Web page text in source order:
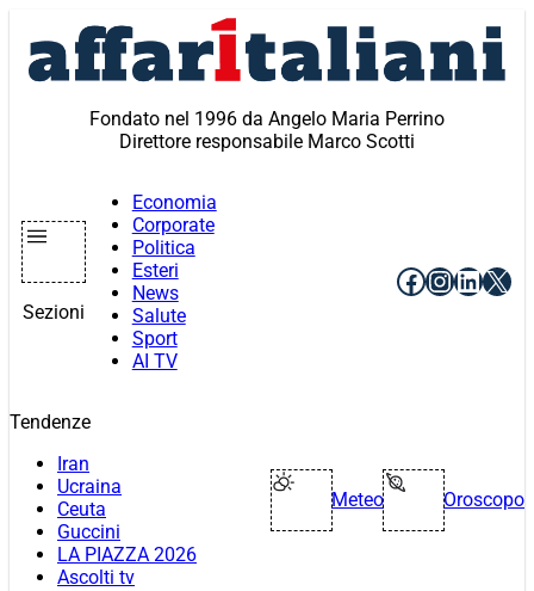
contenuto
Fondato nel 1996 da Angelo Maria Perrino
Direttore responsabile Marco Scotti
Sezioni
Economia
Corporate
Politica
Esteri
News
Salute
Sport
AI TV
Facebook
X
Tendenze
Iran
Ucraina
Ceuta
Guccini
LA PIAZZA 2026
Ascolti tv
Meteo Oroscopo